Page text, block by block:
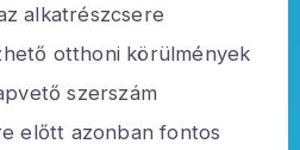
alkatrészcsere
otthoni körülmények
szerszám
előtt azonban fontos